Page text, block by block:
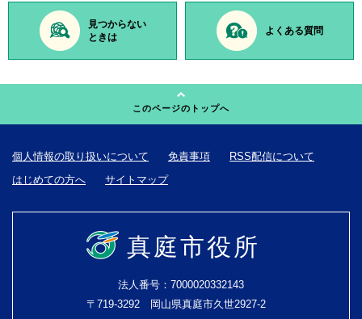
見つからない
ときは
よくある質問
このページのトップへ
個人情報の取り扱いについて 免責事項
RSS配信について
はじめての方へ
サイトマップ
真庭市役所
法人番号：7000020332143
〒719-3292 岡山県真庭市久世2927-2